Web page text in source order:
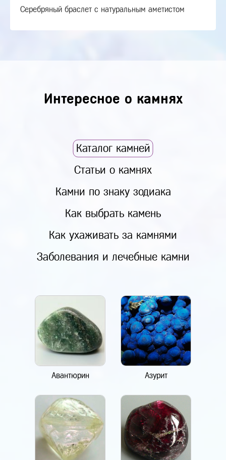
Серебряный браслет с натуральным аметистом
Интересное о камнях
Каталог камней
Статьи о камнях
Камни по знаку зодиака
Как выбрать камень
Как ухаживать за камнями
Заболевания и лечебные камни
Авантюрин Азурит